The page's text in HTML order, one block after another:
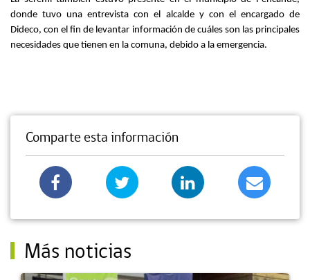
donde tuvo una entrevista con el alcalde y con el encargado de
Dideco, con el fin de levantar información de cuáles son las principales
necesidades que tienen en la comuna, debido a la emergencia.
Comparte esta información
Más noticias